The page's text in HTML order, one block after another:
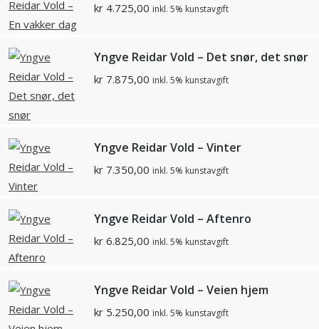
kr 4.725,00 inkl. 5% kunstavgift
Yngve Reidar Vold – Det snør, det snør
kr 7.875,00 inkl. 5% kunstavgift
Yngve Reidar Vold – Vinter
kr 7.350,00 inkl. 5% kunstavgift
Yngve Reidar Vold – Aftenro
kr 6.825,00 inkl. 5% kunstavgift
Yngve Reidar Vold – Veien hjem
kr 5.250,00 inkl. 5% kunstavgift